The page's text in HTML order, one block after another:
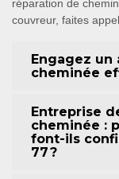
réparation de
couvreur, faites
Engagez un
cheminée
Entreprise
cheminée :
font-ils
77 ?